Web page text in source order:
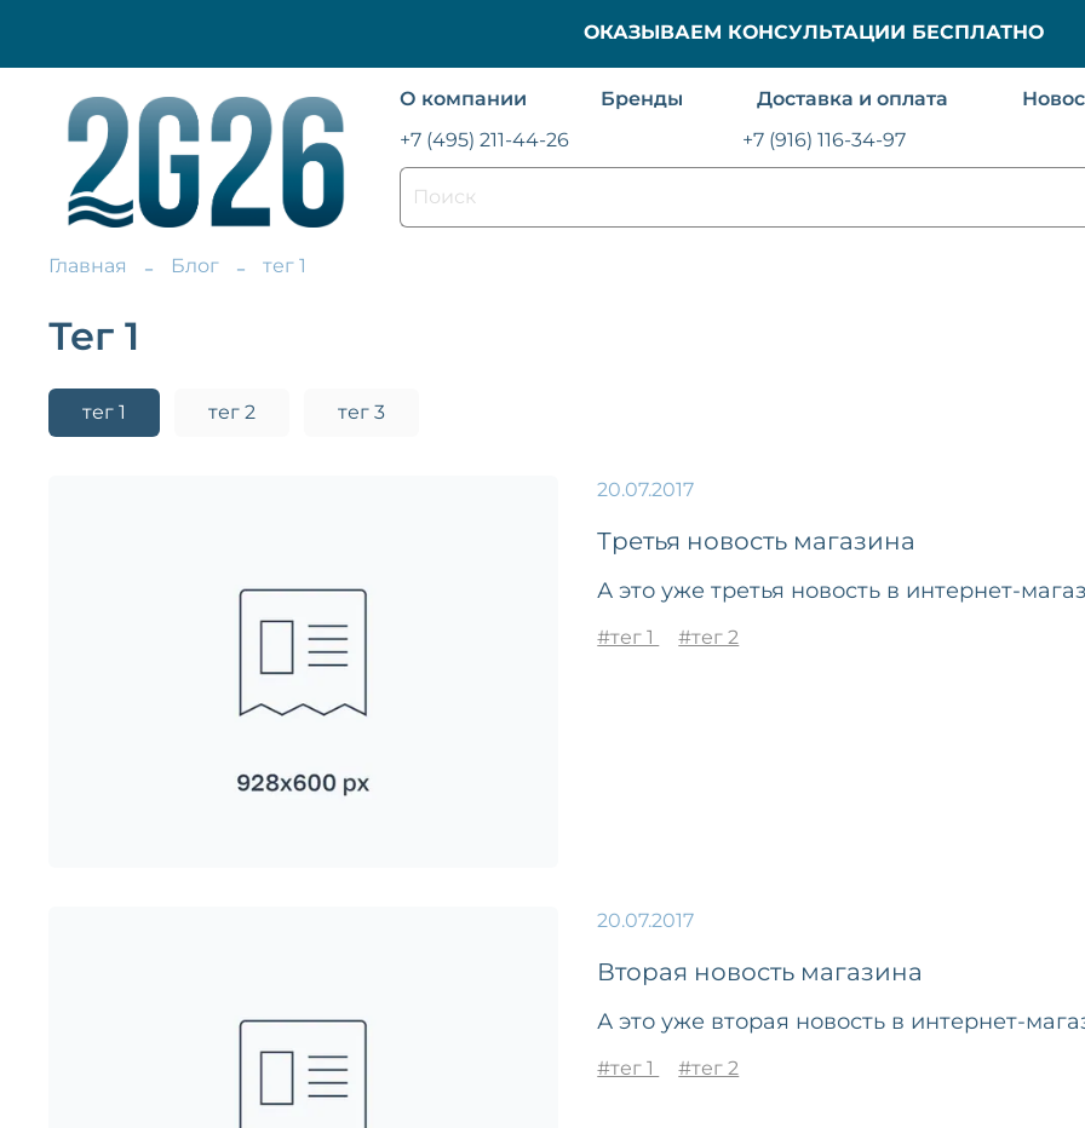
ОКАЗЫВАЕМ КОНСУЛЬТАЦИИ БЕСПЛАТНО
О компании Бренды Доставка и оплата
+7 (495) 211-44-26
+7 (916) 116-34-97
Главная Блог тег 1
тег 1
тег 1 тег 2 тег 3
Третья новость магазина
А это уже третья новость в интернет-
20.07.2017
#тег 1 #тег 2
Вторая новость магазина
А это уже вторая новость в интернет-
20.07.2017
#тег 1 #тег 2